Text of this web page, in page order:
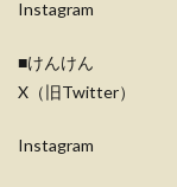
Instagram
■けんけん
X（旧Twitter）
Instagram